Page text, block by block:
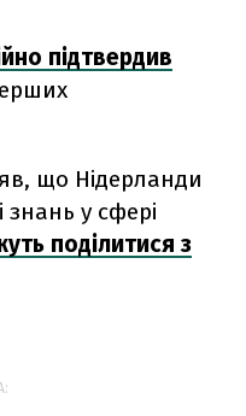
підтвердив
що Нідерланди
знань у сфері
поділитися з